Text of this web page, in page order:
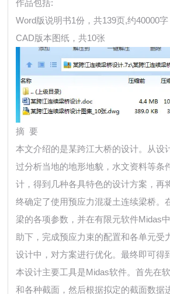
作品包括:
Word版说明书1份，共139页,约40000字
CAD版本图纸，共10张
摘 要
本文介绍的是某跨江大桥的设计。从设
过分析当地的地形地貌，水文资料等条
计，得到几种各具特色的设计方案，再
终确定了使用预应力混凝土连续梁桥。
梁的各项参数，并在有限元软件Midas
助下，完成预应力束的配置和各单元受
设计中，对方案进行优化。最终即可得
本设计主要工具是Midas软件。首先在
和各种截面，然后根据拟定的截面数据